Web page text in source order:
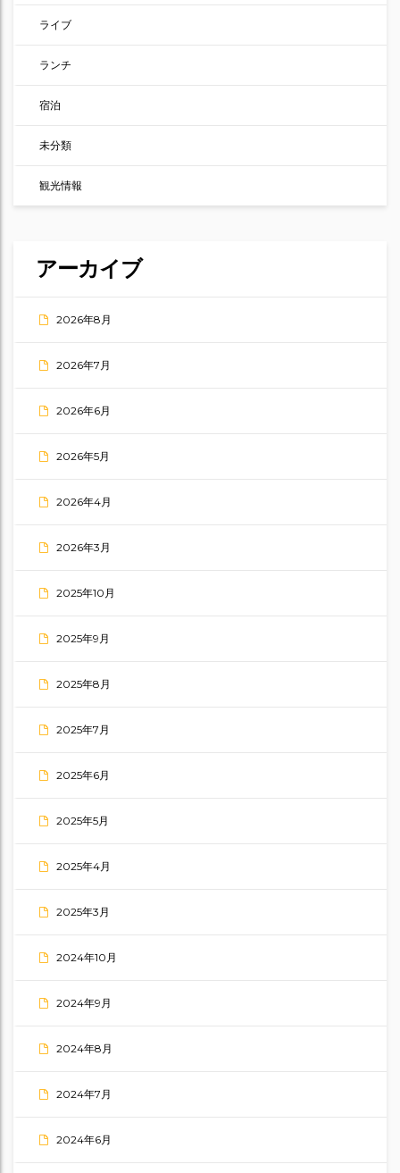
ライブ
ランチ
宿泊
未分類
観光情報
アーカイブ
2026年8月
2026年7月
2026年6月
2026年5月
2026年4月
2026年3月
2025年10月
2025年9月
2025年8月
2025年7月
2025年6月
2025年5月
2025年4月
2025年3月
2024年10月
2024年9月
2024年8月
2024年7月
2024年6月